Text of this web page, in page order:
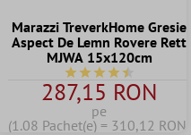
Marazzi TreverkHome Gresie
Aspect De Lemn Rovere Rett
MJWA 15x120cm
Durchschnittliche
287,15 RON
pe
(1.08 Pachet(e) = 310,12 RON)